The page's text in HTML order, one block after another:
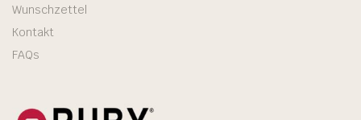
Wunschzettel
Kontakt
FAQs